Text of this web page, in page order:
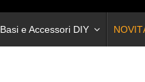
Basi e Accessori DIY